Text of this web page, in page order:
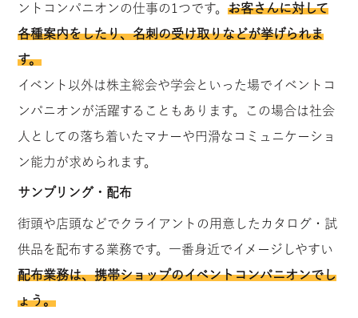
ントコンパニオンの仕事の1つです。お客さんに対して
各種案内をしたり、名刺の受け取りなどが挙げられま
す。
イベント以外は株主総会や学会といった場でイベントコ
ンパニオンが活躍することもあります。この場合は社会
人としての落ち着いたマナーや円滑なコミュニケーショ
ン能力が求められます。
サンプリング・配布
街頭や店頭などでクライアントの用意したカタログ・試
供品を配布する業務です。一番身近でイメージしやすい
配布業務は、携帯ショップのイベントコンパニオンでし
ょう。